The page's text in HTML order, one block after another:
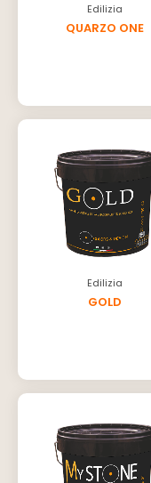
Edilizia
QUARZO ONE
Edilizia
GOLD